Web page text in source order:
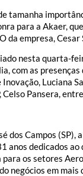
tamanha
para a Akaer,
da empresa, Cesar
nesta quarta-
com as
Luciana
Celso Pansera,
dos Campos (SP),
anos dedicados
os setores
negócios em mais